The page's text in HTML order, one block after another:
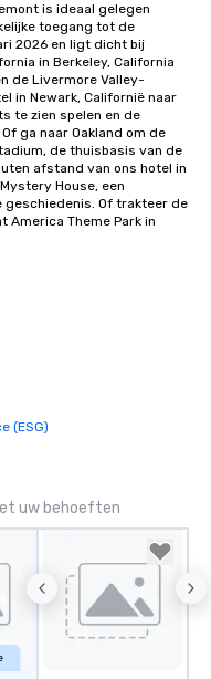
is ideaal gelegen
toegang tot de
2026 en ligt dicht bij
in Berkeley, California
de Livermore Valley-
in Newark, Californië naar
te zien spelen en de
ga naar Oakland om de
de thuisbasis van de
afstand van ons hotel in
House, een
geschiedenis. Of trakteer de
America Theme Park in
(ESG)
uw behoeften